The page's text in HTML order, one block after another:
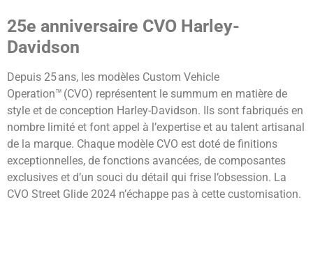
25e anniversaire CVO Harley-
Davidson
Depuis 25 ans, les modèles Custom Vehicle
Operation™ (CVO) représentent le summum en matière de
style et de conception Harley-Davidson. Ils sont fabriqués en
nombre limité et font appel à l’expertise et au talent artisanal
de la marque. Chaque modèle CVO est doté de finitions
exceptionnelles, de fonctions avancées, de composantes
exclusives et d’un souci du détail qui frise l’obsession. La
CVO Street Glide 2024 n’échappe pas à cette customisation.